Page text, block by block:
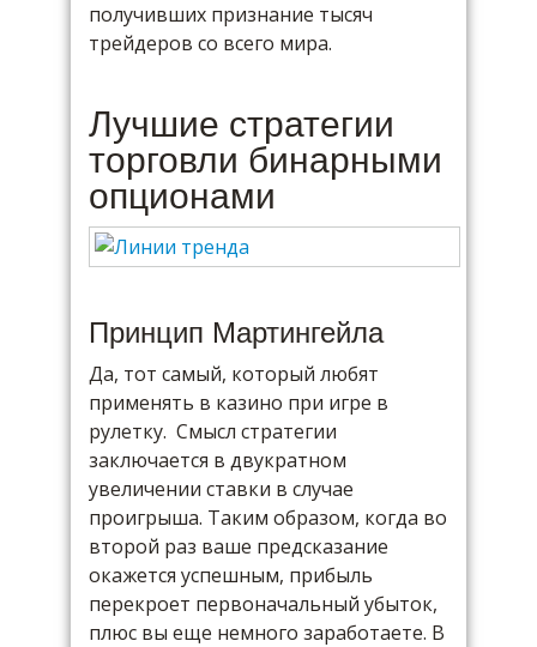
получивших признание тысяч
трейдеров со всего мира.
Лучшие стратегии
торговли бинарными
опционами
Принцип Мартингейла
Да, тот самый, который любят
применять в казино при игре в
рулетку. Смысл стратегии
заключается в двукратном
увеличении ставки в случае
проигрыша. Таким образом, когда во
второй раз ваше предсказание
окажется успешным, прибыль
перекроет первоначальный убыток,
плюс вы еще немного заработаете. В